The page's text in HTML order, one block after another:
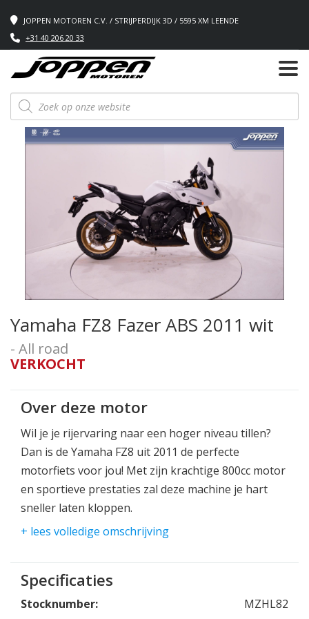
JOPPEN MOTOREN C.V. / STRIJPERDIJK 3D / 5595 XM LEENDE
+31 40 206 20 33
Producten
zoeken
Yamaha FZ8 Fazer ABS 2011 wit
- All road
VERKOCHT
Over deze motor
Wil je je rijervaring naar een hoger niveau tillen?
Dan is de Yamaha FZ8 uit 2011 de perfecte
motorfiets voor jou! Met zijn krachtige 800cc motor
en sportieve prestaties zal deze machine je hart
sneller laten kloppen.
De Yamaha FZ8 is ontworpen met oog voor detail
comfort. Met zijn strakke en gestroomlijnde design
zal deze motorfiets zeker hoofden doen draaien
terwijl je soepel door het verkeer manoeuvreert.
+ lees volledige omschrijving
Specificaties
Stocknumber:
MZHL82